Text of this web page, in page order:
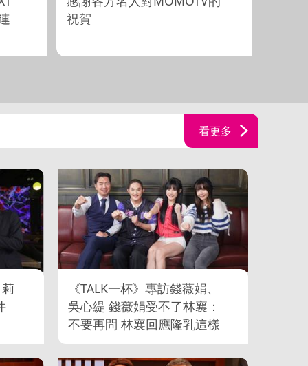
祝賀
看更多
《TALK一杯》專訪錢薇娟、
吳心緹 錢薇娟受不了林襄：
不要再問 林襄回應隆乳這樣
做